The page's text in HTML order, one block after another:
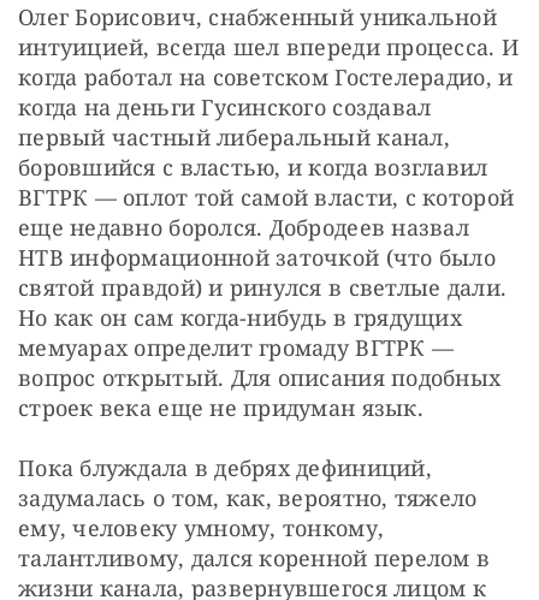
Олег Борисович, снабженный уникальной
интуицией, всегда шел впереди процесса. И
когда работал на советском Гостелерадио, и
когда на деньги Гусинского создавал
первый частный либеральный канал,
боровшийся с властью, и когда возглавил
ВГТРК — оплот той самой власти, с которой
еще недавно боролся. Добродеев назвал
НТВ информационной заточкой (что было
святой правдой) и ринулся в светлые дали.
Но как он сам когда-нибудь в грядущих
мемуарах определит громаду ВГТРК —
вопрос открытый. Для описания подобных
строек века еще не придуман язык.
Пока блуждала в дебрях дефиниций,
задумалась о том, как, вероятно, тяжело
ему, человеку умному, тонкому,
талантливому, дался коренной перелом в
жизни канала, развернувшегося лицом к